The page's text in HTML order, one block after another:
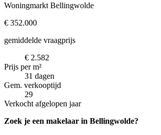
Woningmarkt Bellingwolde
€ 352.000
gemiddelde vraagprijs
€ 2.582
Prijs per m²
31 dagen
Gem. verkooptijd
29
Verkocht afgelopen jaar
Zoek je een makelaar in Bellingwolde?